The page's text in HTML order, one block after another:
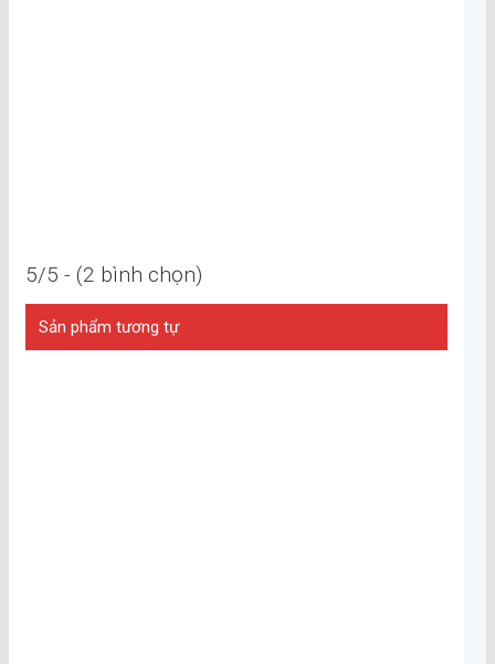
5/5 - (2 bình chọn)
Sản phẩm tương tự